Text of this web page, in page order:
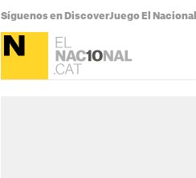
Síguenos en DiscoverJuego El Nacional